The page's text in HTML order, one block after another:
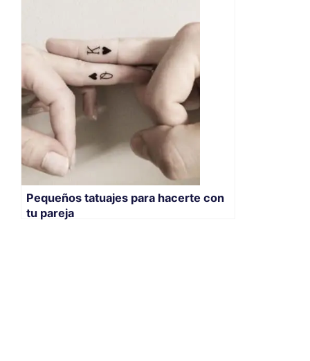
Pequeños tatuajes para hacerte con
tu pareja